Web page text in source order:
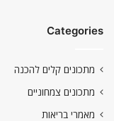
Categories
מתכונים קלים להכנה
מתכונים צמחוניים
מאמרי בריאות